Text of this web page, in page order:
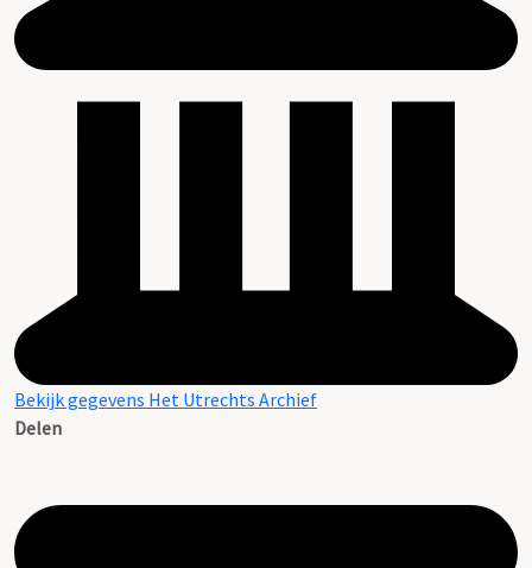
Bekijk gegevens Het Utrechts Archief
Delen